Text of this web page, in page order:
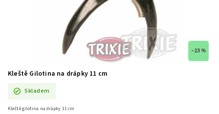
–23 %
Kleště Gilotina na drápky 11 cm
Skladem
Kleště gilotina na drápky 11 cm